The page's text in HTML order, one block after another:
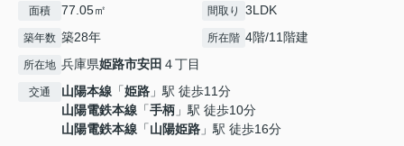
面積 77.05㎡ 間取り 3LDK
築年数 築28年 所在階 4階/11階建
所在地 兵庫県姫路市安田 ４丁目
交通 山陽本線 「姫路 」駅 徒歩11分
山陽電鉄本線 「手柄 」駅 徒歩10分
山陽電鉄本線 「山陽姫路 」駅 徒歩16分